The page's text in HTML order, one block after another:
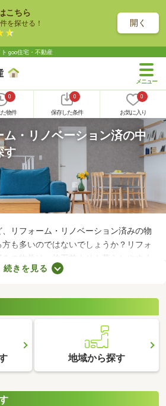
こちら
を探せる！ 開く
goo住宅・不動産
0
物件
0
保存した条件
0
お気に入り
・リノベーション済の中
す
リフォーム・リノベーション済みの物
も多いのではないでしょうか？リフォ
の物件は、施工前よりも暮らしやすく
。住みやすさを感じられる最良の物件
介しますので、ぜひチェックしてみて
続きを見る
地域から探す